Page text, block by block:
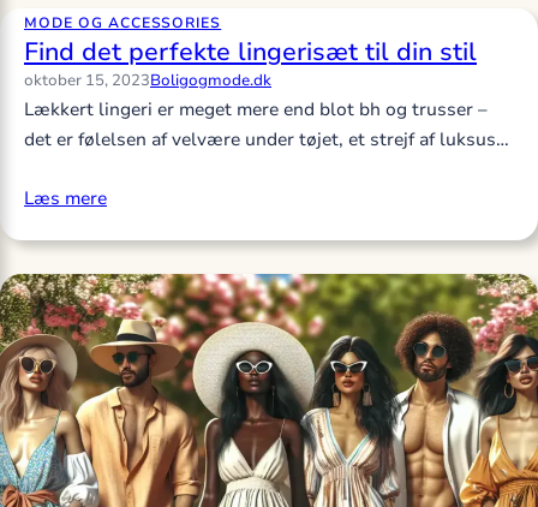
MODE OG ACCESSORIES
Find det perfekte lingerisæt til din stil
oktober 15, 2023Boligogmode.dk
Lækkert lingeri er meget mere end blot bh og trusser –
det er følelsen af velvære under tøjet, et strejf af luksus…
Læs mere